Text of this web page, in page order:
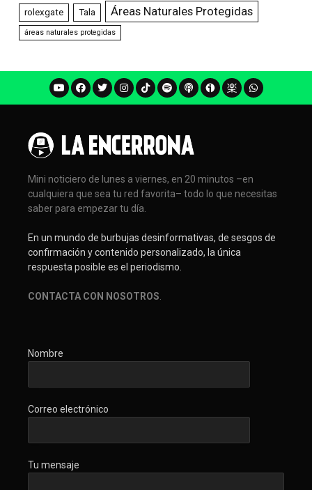
rolexgate Tala Áreas Naturales Protegidas
áreas naturales protegidas
Mini noticiero de lunes a viernes, en 20 minutos –en
cualquiera que sea tu red favorita– todo lo que necesitas
saber para empezar tu día.
En un mundo de burbujas desinformativas, de sesgos de
confirmación y contenido personalizado, la única
respuesta posible es el periodismo.
CONTACTA CON NOSOTROS
Nombre
Correo electrónico
Tu mensaje